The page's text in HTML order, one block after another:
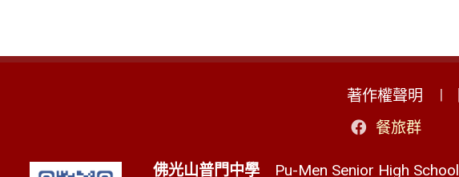
著作權聲明
餐旅群
佛光山普門中學Pu-Men Senior High School